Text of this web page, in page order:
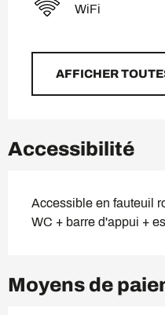
WiFi
AFFICHER
Accessibilité
Accessible en fauteuil
WC + barre d'appui +
Moyens de